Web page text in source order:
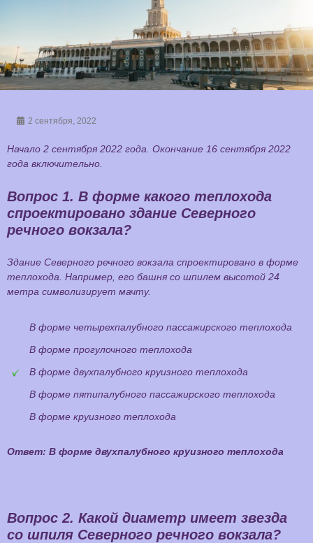
2 сентября, 2022
Начало 2 сентября 2022 года. Окончание 16 сентября 2022
года включительно.
Вопрос 1. В форме какого теплохода
спроектировано здание Северного
речного вокзала?
Здание Северного речного вокзала спроектировано в форме
теплохода. Например, его башня со шпилем высотой 24
метра символизирует мачту.
В форме четырехпалубного пассажирского теплохода
В форме прогулочного теплохода
В форме двухпалубного круизного теплохода
В форме пятипалубного пассажирского теплохода
В форме круизного теплохода
Ответ: В форме двухпалубного круизного теплохода
Вопрос 2. Какой диаметр имеет звезда
со шпиля Северного речного вокзала?